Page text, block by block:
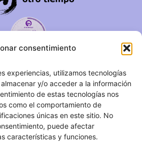
consentimiento
experiencias, utilizamos tecnologías
y/o acceder a la información
de estas tecnologías nos
como el comportamiento de
únicas en este sitio. No
puede afectar
características y funciones.
de Fernán Núñez,
28012 – Madrid
623 183 283